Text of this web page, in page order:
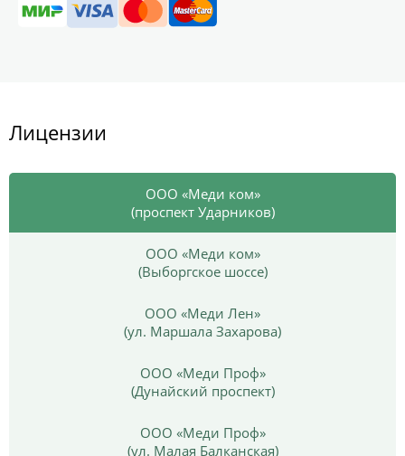
Лицензии
ООО «Меди ком»
(проспект Ударников)
ООО «Меди ком»
(Выборгское шоссе)
ООО «Меди Лен»
(ул. Маршала Захарова)
ООО «Меди Проф»
(Дунайский проспект)
ООО «Меди Проф»
(ул. Малая Балканская)